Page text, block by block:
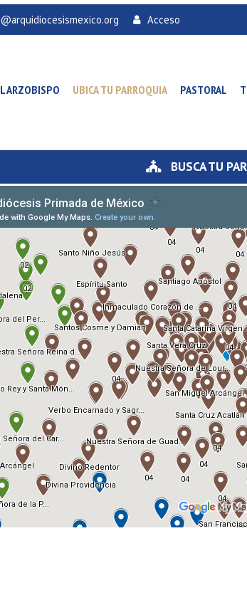
Acceso
ARZOBISPO UBICA TU PARROQUIA PASTORAL
BUSCA TU